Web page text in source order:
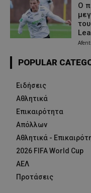
Ο
POPULAR
Ειδήσεις
Αθλητικά
Επικαιρότητα
Απόλλων
Αθλητικά -
2026 FIFA World Cup
ΑΕΛ
Προτάσεις